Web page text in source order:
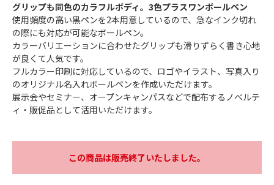
品番
TS-1450-001
TS-1450-009
TS-1450-012
TS-1450-030
インクカラー
黒（0.7mm）・黒（0.7mm）・赤・青
本体カラー
5色より選択
個包装
PP袋入り
不可
グリップも同色のカラフルボディ。3色プラスワンボールペン
使用頻度の高い黒ペンを2本用意しているので、急なインク切れ
の際にも対応が可能なボールペン。
カラーバリエーションに合わせたグリップも滑りずらく書き心地
が良くて人気です。
フルカラー印刷に対応しているので、ロゴやイラスト、写真入り
のオリジナル名入れボールペンを作成いただけます。
展示会やセミナー、オープンキャンパスなどで配布するノベルテ
ィ・販促品として活用いただけます。
この商品は販売終了いたしました。